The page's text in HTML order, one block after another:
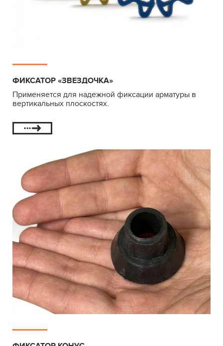
ФИКСАТОР «ЗВЕЗДОЧКА»
Применяется для надежной фиксации арматуры в
вертикальных плоскостях.